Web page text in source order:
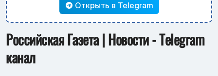
Открыть в Telegram
Российская Газета | Новости - Telegram
канал